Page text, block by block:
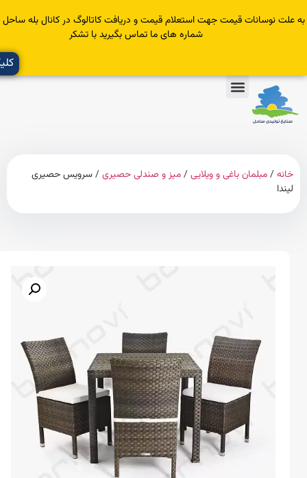
قیمت جهت استعلام قیمت و دریافت کاتالوگ در کانال بله ساحل عضو یا با
شماره های ما تماس بگیرید با تشکر
کلیک کنید
مبلمان باغی و ویلایی/میز و صندلی حصیری/ سرویس حصیری